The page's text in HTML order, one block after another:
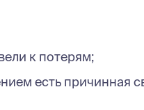
к потерям;
есть причинная